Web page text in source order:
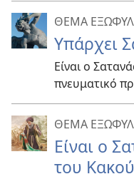
ΘΕΜΑ
Υπάρχει
Είναι ο
πνευματικό
ΘΕΜΑ
Είναι ο
του